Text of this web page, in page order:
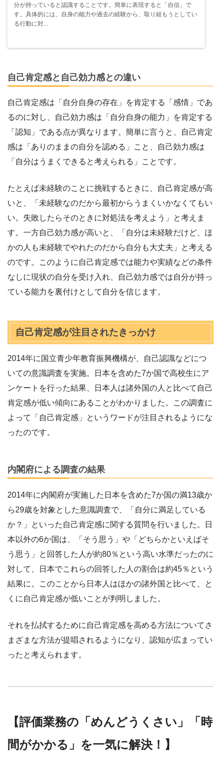
分が持っていると認識することです。簡単に表現すると「自信」で
す。具体的には、自身の能力や過去の経験から、取り組もうとしてい
る行動に対...
自己肯定感と自己効力感との違い
自己肯定感は「自分自身の存在」を肯定する「感情」であ
るのに対し、自己効力感は「自分自身の能力」を肯定する
「認知」である点が異なります。簡単に言うと、自己肯定
感は「ありのままの自分を認める」こと、自己効力感は
「自分はうまくできると考えられる」ことです。
たとえば未経験のことに挑戦するときに、自己肯定感が高
いと、「未経験なのだから最初からうまくいかなくてもい
い。失敗したらそのときに対処法を考えよう」と考えま
す。一方自己効力感が高いと、「自分は未経験だけど、ほ
かの人も未経験でやれたのだから自分も大丈夫」と考える
のです。このように自己肯定感では能力や実績などの条件
なしに現状の自分を受け入れ、自己効力感では自分が持っ
ている能力を裏付けとして自分を信じます。
自己肯定感が注目されたきっかけ
2014年に国立青少年教育振興機構が、自己認識などにつ
いての意識調査を実施。日本を含めた7か国で高校生にア
ンケートを行った結果、日本人は諸外国の人と比べて自己
肯定感が低い傾向にあることがわかりました。この調査に
よって「自己肯定感」というワードが注目されるようにな
ったのです。
内閣府による調査の結果
2014年に内閣府が実施した日本を含めた7か国の満13歳か
ら29歳を対象とした意識調査で、「自分に満足している
か？」といった自己肯定感に関する質問を行いました。日
本以外の6か国は、「そう思う」や「どちらかといえばそ
う思う」と回答した人が約80％という高い水準だったのに
対して、日本でこれらの回答した人の割合は約45％という
結果に。このことから日本人はほかの諸外国と比べて、と
くに自己肯定感が低いことが判明しました。
それを払拭するために自己肯定感を高める方法についてさ
まざまな方法が提唱されるようになり、認知が広まってい
ったと考えられます。
【評価業務の「めんどうくさい」「時
間がかかる」を一気に解決！】